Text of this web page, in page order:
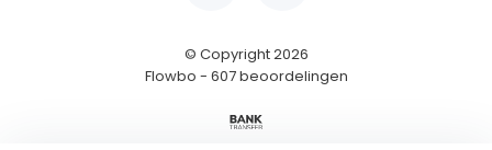
© Copyright 2026
Flowbo - 607 beoordelingen